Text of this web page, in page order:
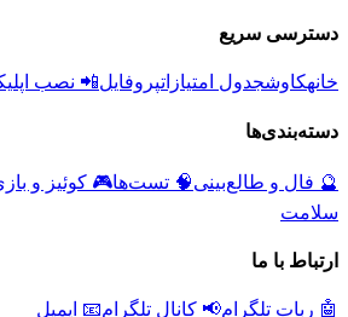
دسترسی سریع
خانهکاوشجدول امتیازاتپروفایل📲 نصب
دسته‌بندی‌ها
🔮 فال و طالع‌بینی🧠 تست‌ها🎮 کوئیز و
سلامت
ارتباط با ما
🤖 ربات تلگرام📢 کانال تلگرام📧 ایمیل